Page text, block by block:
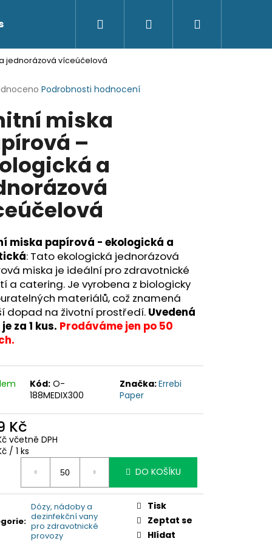
Přihlášení
jednorázová víceúčelová
Podrobnosti hodnocení
miska
–
a
miska papírová - ekologická a
: Tato ekologická jednorázová
miska je ideální pro zdravotnické
a catering. Je vyrobena z biologicky
materiálů, což znamená
dopad na životní prostředí. Uvedená
za 1 kus. Prodáváme jen po 50
Kód: O-
188MEDIX300
Značka:Errebi
Paper
Kč
včetně DPH
/ 1 ks
DO KOŠÍKU
:
Dózy, nádoby a
dezinfekční vany
pro zdravotnické
provozy
Tisk
Zeptat se
Hlídat